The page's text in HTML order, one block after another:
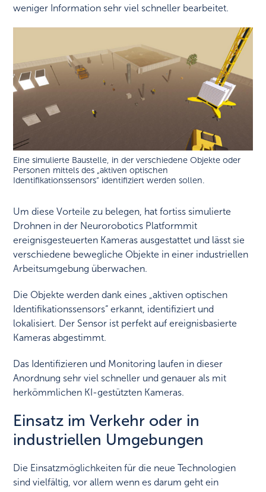
weniger Information sehr viel schneller bearbeitet.
Eine simulierte Baustelle, in der verschiedene Objekte oder
Personen mittels des „aktiven optischen
Identifikationssensors“ identifiziert werden sollen.
Um diese Vorteile zu belegen, hat fortiss simulierte
Drohnen in der Neurorobotics Platformmit
ereignisgesteuerten Kameras ausgestattet und lässt sie
verschiedene bewegliche Objekte in einer industriellen
Arbeitsumgebung überwachen.
Die Objekte werden dank eines „aktiven optischen
Identifikationssensors“ erkannt, identifiziert und
lokalisiert. Der Sensor ist perfekt auf ereignisbasierte
Kameras abgestimmt.
Das Identifizieren und Monitoring laufen in dieser
Anordnung sehr viel schneller und genauer als mit
herkömmlichen KI-gestützten Kameras.
Einsatz im Verkehr oder in
industriellen Umgebungen
Die Einsatzmöglichkeiten für die neue Technologien
sind vielfältig, vor allem wenn es darum geht ein